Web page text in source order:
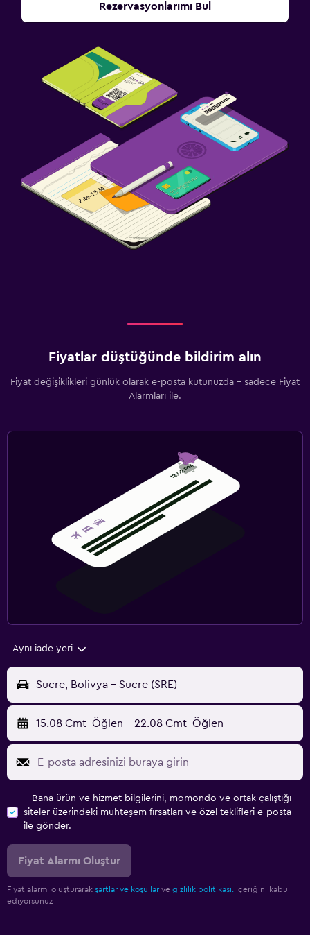
Rezervasyonlarımı Bul
Fiyatlar düştüğünde bildirim alın
Fiyat değişiklikleri günlük olarak e-posta kutunuzda - sadece Fiyat
Alarmları ile.
Aynı iade yeri
Sucre, Bolivya - Sucre (SRE)
15.08 Cmt Öğlen - 22.08 Cmt Öğlen
Bana ürün ve hizmet bilgilerini, momondo ve ortak çalıştığı
siteler üzerindeki muhteşem fırsatları ve özel teklifleri e-posta
ile gönder.
Fiyat Alarmı Oluştur
Fiyat alarmı oluşturarak şartlar ve koşullar ve gizlilik politikası. içeriğini kabul
ediyorsunuz